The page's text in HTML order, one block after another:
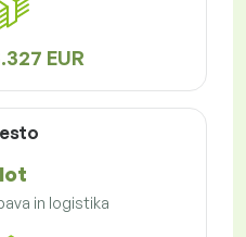
EUR
in logistika